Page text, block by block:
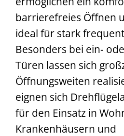
barrierefreies Öffnen
ideal für stark
Besonders bei ein-
Türen lassen sich
Öffnungsweiten
eignen sich
für den Einsatz in
Krankenhäusern und